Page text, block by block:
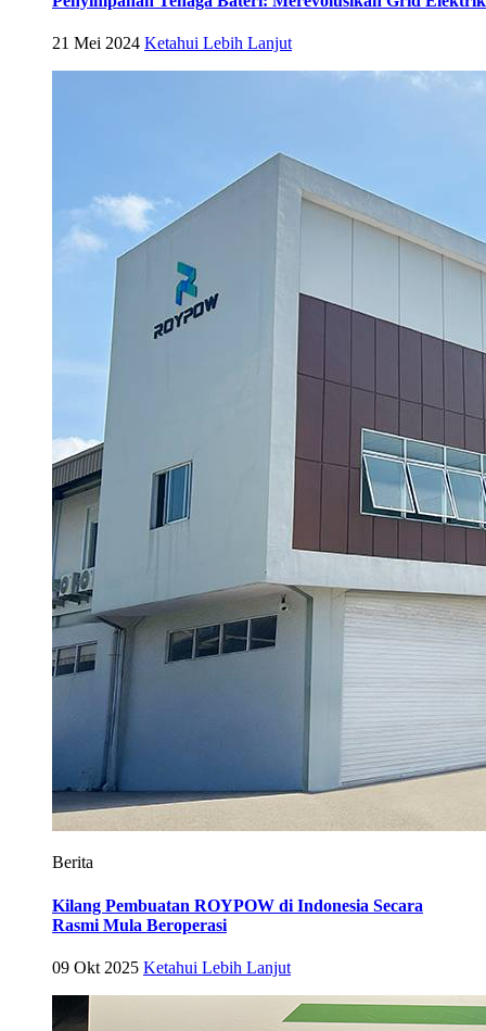
21 Mei 2024 Ketahui Lebih Lanjut
Berita
Kilang Pembuatan ROYPOW di Indonesia Secara
Rasmi Mula Beroperasi
09 Okt 2025 Ketahui Lebih Lanjut